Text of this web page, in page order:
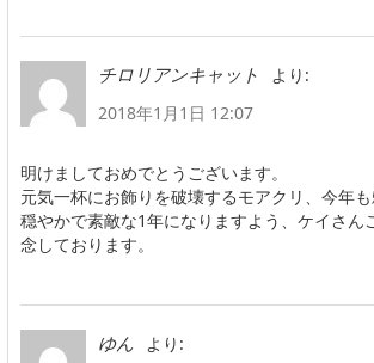
チロリアンキャット
より:
2018年1月1日 12:07
明けましておめでとうございます。
元気一杯にお飾りを破壊するモアクリ、今年も
穏やかで素敵な1年になりますよう、ケイさん
念しております。
ゆん
より: